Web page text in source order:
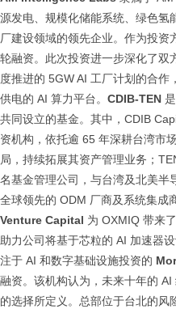
源发电、规模化储能系统、绿色氢
厂建设领域的领先企业。作为投
轮融资。此次投资进一步深化了
度推进的 5GW AI 工厂计划的合
供电的 AI 算力平台。 CDIB-TEN
共同设立的基金。其中，CDIB
资机构，依托逾 65 年深耕台湾市
局，持续拓展其资产管理业务；
名基金管理公司，与台湾及北美半
全球领先的 ODM 厂商及系统集成
Venture Capital 为 OXMIQ 带来
助力公司将基于芯粒的 AI 加速器
注于 AI 和数字基础设施投资的
融资。该机构认为，未来十年的
的选择所定义。总部位于台北的风